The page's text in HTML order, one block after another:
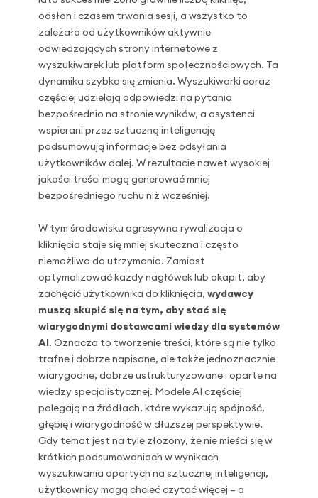
odsłon i czasem trwania sesji, a wszystko to
zależało od użytkowników aktywnie
odwiedzających strony internetowe z
wyszukiwarek lub platform społecznościowych. Ta
dynamika szybko się zmienia. Wyszukiwarki coraz
częściej udzielają odpowiedzi na pytania
bezpośrednio na stronie wyników, a asystenci
wspierani przez sztuczną inteligencję
podsumowują informacje bez odsyłania
użytkowników dalej. W rezultacie nawet wysokiej
jakości treści mogą generować mniej
bezpośredniego ruchu niż wcześniej.
W tym środowisku agresywna rywalizacja o
kliknięcia staje się mniej skuteczna i często
niemożliwa do utrzymania. Zamiast
optymalizować każdy nagłówek lub akapit, aby
zachęcić użytkownika do kliknięcia, wydawcy
muszą skupić się na tym, aby stać się
wiarygodnymi dostawcami wiedzy dla systemów
AI . Oznacza to tworzenie treści, które są nie tylko
trafne i dobrze napisane, ale także jednoznacznie
wiarygodne, dobrze ustrukturyzowane i oparte na
wiedzy specjalistycznej. Modele AI częściej
polegają na źródłach, które wykazują spójność,
głębię i wiarygodność w dłuższej perspektywie.
Gdy temat jest na tyle złożony, że nie mieści się w
krótkich podsumowaniach w wynikach
wyszukiwania opartych na sztucznej inteligencji,
użytkownicy mogą chcieć czytać więcej – a